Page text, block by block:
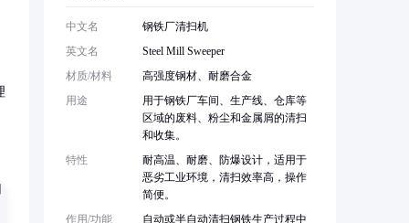
中文名
钢铁厂清扫机
英文名
Steel Mill Sweeper
材质/材料
高强度钢材、耐磨合金
用途
用于钢铁厂车间、生产线、仓库等
区域的废料、粉尘和金属屑的清扫
和收集。
特性
耐高温、耐磨、防爆设计，适用于
恶劣工业环境，清扫效率高，操作
简便。
作用/功能
自动或半自动清扫钢铁生产过程中